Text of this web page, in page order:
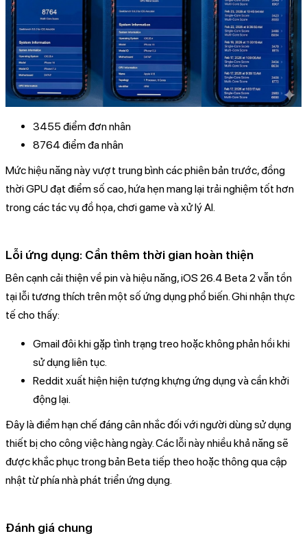
3455 điểm đơn nhân
8764 điểm đa nhân
Mức hiệu năng này vượt trung bình các phiên bản trước, đồng
thời GPU đạt điểm số cao, hứa hẹn mang lại trải nghiệm tốt hơn
trong các tác vụ đồ họa, chơi game và xử lý AI.
Lỗi ứng dụng: Cần thêm thời gian hoàn thiện
Bên cạnh cải thiện về pin và hiệu năng, iOS 26.4 Beta 2 vẫn tồn
tại lỗi tương thích trên một số ứng dụng phổ biến. Ghi nhận thực
tế cho thấy:
Gmail đôi khi gặp tình trạng treo hoặc không phản hồi khi
sử dụng liên tục.
Reddit xuất hiện hiện tượng khựng ứng dụng và cần khởi
động lại.
Đây là điểm hạn chế đáng cân nhắc đối với người dùng sử dụng
thiết bị cho công việc hàng ngày. Các lỗi này nhiều khả năng sẽ
được khắc phục trong bản Beta tiếp theo hoặc thông qua cập
nhật từ phía nhà phát triển ứng dụng.
Đánh giá chung